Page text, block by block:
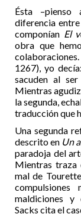
Ésta –pienso
diferencia
componían El
obra que
1267), yo
sacuden al
Mientras
la segunda,
traducción que
Una segunda
descrito en Un
paradoja del
Mientras traza
mal de
maldiciones y
Sacks cita el